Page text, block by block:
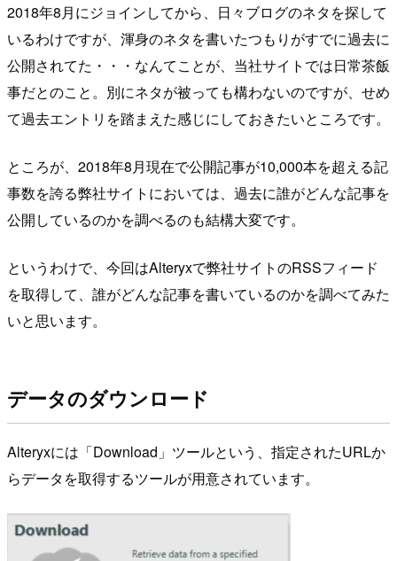
2018年8月にジョインしてから、日々ブログのネタを探して
いるわけですが、渾身のネタを書いたつもりがすでに過去に
公開されてた・・・なんてことが、当社サイトでは日常茶飯
事だとのこと。別にネタが被っても構わないのですが、せめ
て過去エントリを踏まえた感じにしておきたいところです。
ところが、2018年8月現在で公開記事が10,000本を超える記
事数を誇る弊社サイトにおいては、過去に誰がどんな記事を
公開しているのかを調べるのも結構大変です。
というわけで、今回はAlteryxで弊社サイトのRSSフィード
を取得して、誰がどんな記事を書いているのかを調べてみた
いと思います。
データのダウンロード
Alteryxには「Download」ツールという、指定されたURLか
らデータを取得するツールが用意されています。